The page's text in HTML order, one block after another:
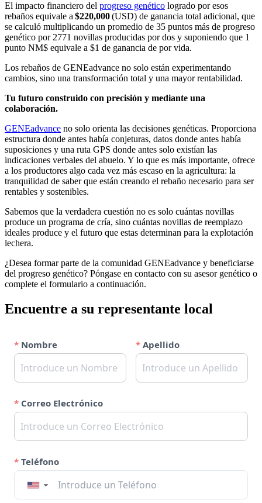
El impacto financiero del progreso genético logrado por esos
rebaños equivale a$220,000(USD) de ganancia total adicional, que
se calculó multiplicando un promedio de 35 puntos más de progreso
genético por 2771 novillas producidas por dos y suponiendo que 1
punto NM$ equivale a $1 de ganancia de por vida.
Los rebaños de GENEadvance no solo están experimentando
cambios, sino una transformación total y una mayor rentabilidad.
Tu futuro construido con precisión y mediante una
colaboración.
GENEadvance no solo orienta las decisiones genéticas. Proporciona
estructura donde antes había conjeturas, datos donde antes había
suposiciones y una ruta GPS donde antes solo existían las
indicaciones verbales del abuelo. Y lo que es más importante, ofrece
a los productores algo cada vez más escaso en la agricultura: la
tranquilidad de saber que están creando el rebaño necesario para ser
rentables y sostenibles.
Sabemos que la verdadera cuestión no es solo cuántas novillas
produce un programa de cría, sino cuántas novillas de reemplazo
ideales produce y el futuro que estas determinan para la explotación
lechera.
¿Desea formar parte de la comunidad GENEadvance y beneficiarse
del progreso genético? Póngase en contacto con su asesor genético o
complete el formulario a continuación.
Encuentre a su representante local